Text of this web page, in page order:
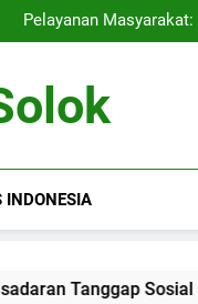
Pelayanan
Tempat
Pelayanan
Tempat
INDONESIA
Sosial